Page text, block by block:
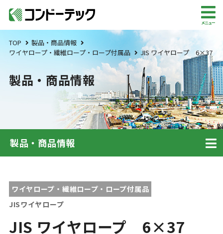
メニュー
TOP
製品・商品情報
ワイヤロープ・繊維ロープ・ロープ付属品
JIS ワイヤロープ 6×37
製品・商品情報
製品・商品情報
ワイヤロープ・繊維ロープ・ロープ付属品
JISワイヤロープ
JIS ワイヤロープ 6×37